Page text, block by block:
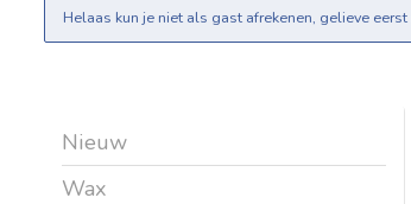
Helaas kun je niet als gast afrekenen, gelieve eerst
Nieuw
Wax